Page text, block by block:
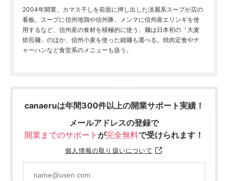
2004年開業。カマス干しを前面に押し出した淡麗系スープが店の
看板。スープに信州地鶏や信州豚、メンマに信州産エリンギを使
用するなど、信州産の食材を積極的に使う。麺は日本初の「大麦
焙煎麺」のほか、信州小麦を使った細麺も選べる。焼肉定食やチ
ャーハンなど食堂系のメニューも扱う。
canaeruは年間300件以上の開業サポート実績！
メールアドレスの登録で
開業までのサポート が完全無料で受けられます！
個人情報の取り扱いについて